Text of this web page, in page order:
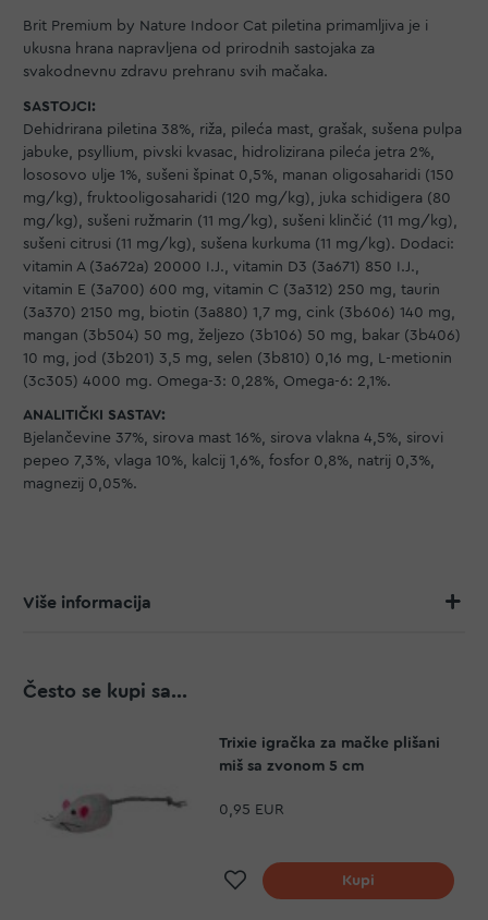
Brit Premium by Nature Indoor Cat piletina primamljiva je i
ukusna hrana napravljena od prirodnih sastojaka za
svakodnevnu zdravu prehranu svih mačaka.
SASTOJCI:
Dehidrirana piletina 38%, riža, pileća mast, grašak, sušena pulpa
jabuke, psyllium, pivski kvasac, hidrolizirana pileća jetra 2%,
lososovo ulje 1%, sušeni špinat 0,5%, manan oligosaharidi (150
mg/kg), fruktooligosaharidi (120 mg/kg), juka schidigera (80
mg/kg), sušeni ružmarin (11 mg/kg), sušeni klinčić (11 mg/kg),
sušeni citrusi (11 mg/kg), sušena kurkuma (11 mg/kg). Dodaci:
vitamin A (3a672a) 20000 I.J., vitamin D3 (3a671) 850 I.J.,
vitamin E (3a700) 600 mg, vitamin C (3a312) 250 mg, taurin
(3a370) 2150 mg, biotin (3a880) 1,7 mg, cink (3b606) 140 mg,
mangan (3b504) 50 mg, željezo (3b106) 50 mg, bakar (3b406)
10 mg, jod (3b201) 3,5 mg, selen (3b810) 0,16 mg, L-metionin
(3c305) 4000 mg. Omega-3: 0,28%, Omega-6: 2,1%.
ANALITIČKI SASTAV:
Bjelančevine 37%, sirova mast 16%, sirova vlakna 4,5%, sirovi
pepeo 7,3%, vlaga 10%, kalcij 1,6%, fosfor 0,8%, natrij 0,3%,
magnezij 0,05%.
Više informacija
Često se kupi sa...
Trixie igračka za mačke plišani
miš sa zvonom 5 cm
0,95 EUR
Dodaj na listu želja
Kupi